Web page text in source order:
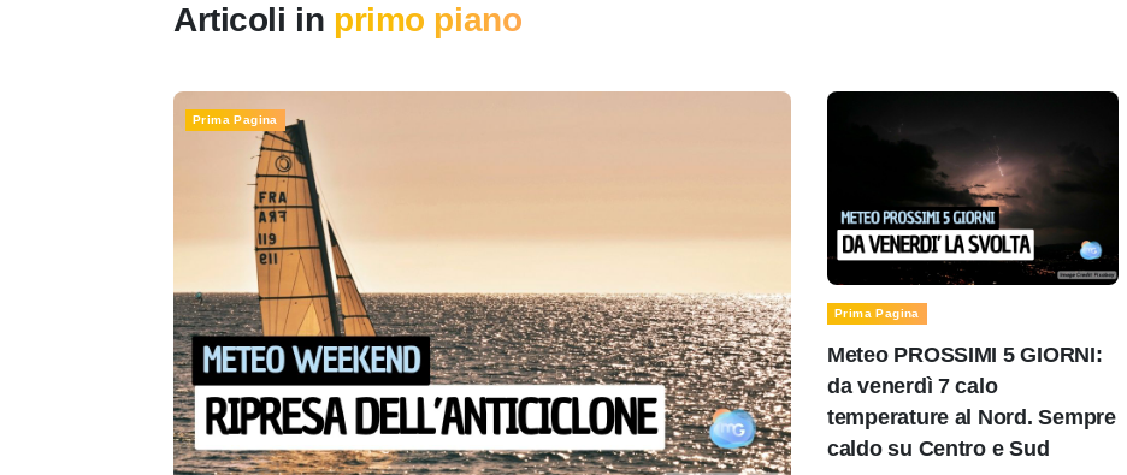
Articoli in primo piano
Prima Pagina
Prima Pagina
Meteo PROSSIMI 5 GIORNI:
da venerdì 7 calo
temperature al Nord. Sempre
caldo su Centro e Sud